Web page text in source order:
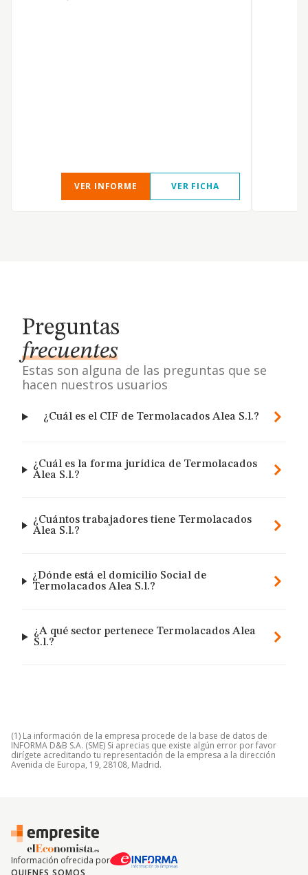
VER INFORME VER FICHA
Preguntas
frecuentes
Estas son alguna de las preguntas que se
hacen nuestros usuarios
¿Cuál es el CIF de Termolacados Alea S.l.?
¿Cuál es la forma jurídica de Termolacados
Alea S.l.?
¿Cuántos trabajadores tiene Termolacados
Alea S.l.?
¿Dónde está el domicilio Social de
Termolacados Alea S.l.?
¿A qué sector pertenece Termolacados Alea
S.l.?
(1) La información de la empresa procede de la base de datos de
INFORMA D&B S.A. (SME) Si aprecias que existe algún error por favor
dirígete acreditando tu representación de la empresa a la dirección
Avenida de Europa, 19, 28108, Madrid.
Información ofrecida por
QUIENES SOMOS